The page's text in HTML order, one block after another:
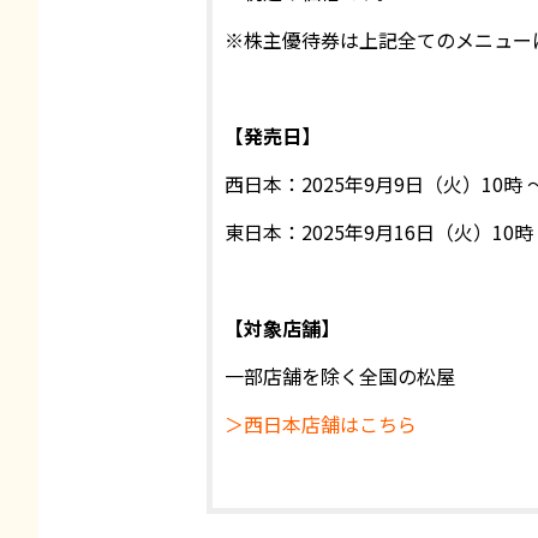
※株主優待券は上記全てのメニュー
【発売日】
西日本：2025年9月9日（火）10時
東日本：2025年9月16日（火）10時
【対象店舗】
一部店舗を除く全国の松屋
＞西日本店舗はこちら